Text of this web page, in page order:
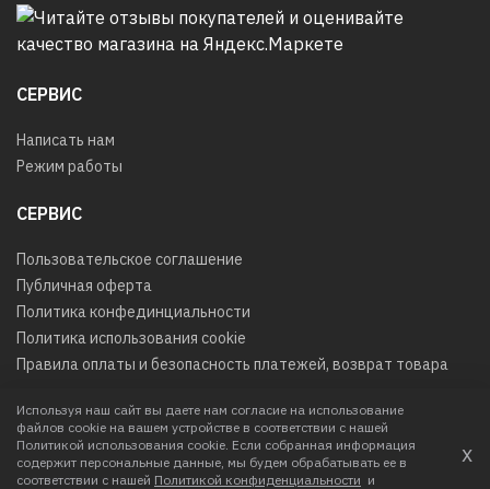
СЕРВИС
Написать нам
Режим работы
СЕРВИС
Пользовательское соглашение
Публичная оферта
Политика конфединциальности
Политика использования cookie
Правила оплаты и безопасность платежей, возврат товара
© 2026Любое использование контента без письменного
разрешения запрещено
Используя наш сайт вы даете нам согласие на использование
файлов cookie на вашем устройстве в соответствии с нашей
Политикой использования cookie. Если собранная информация
содержит персональные данные, мы будем обрабатывать ее в
соответствии с нашей Политикой конфиденциальности и
х